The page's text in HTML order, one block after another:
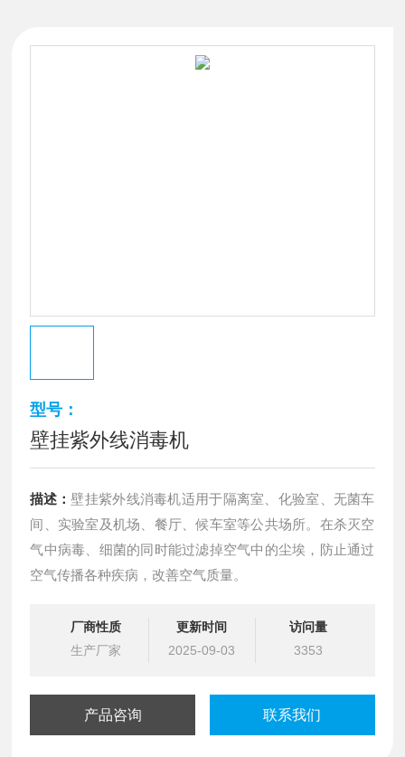
型号：
壁挂紫外线消毒机
描述： 壁挂紫外线消毒机适用于隔离室、化验室、无菌车
间、实验室及机场、餐厅、候车室等公共场所。在杀灭空
气中病毒、细菌的同时能过滤掉空气中的尘埃，防止通过
空气传播各种疾病，改善空气质量。
厂商性质
生产厂家
更新时间
2025-09-03
访问量
3353
产品咨询 联系我们